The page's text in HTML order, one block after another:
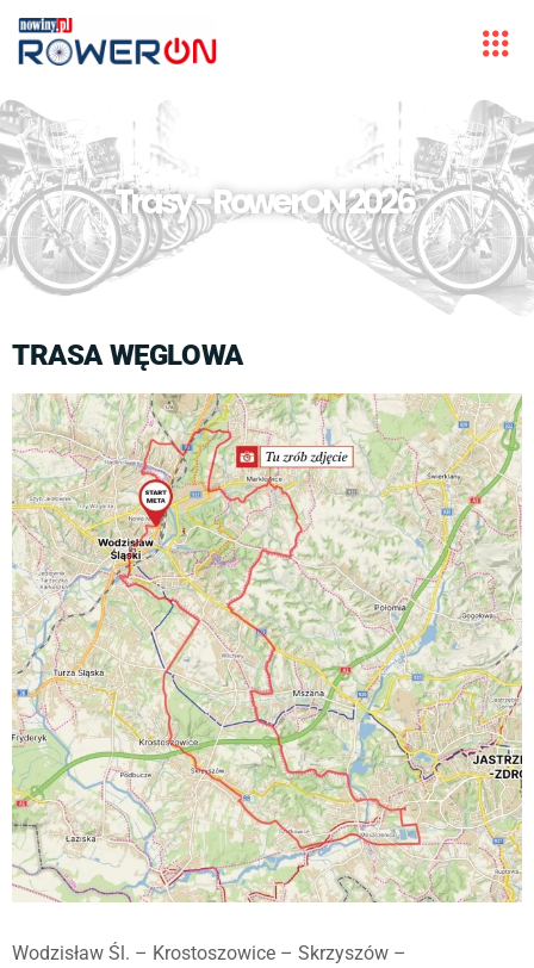
Trasy - RowerON 2026
TRASA WĘGLOWA
Wodzisław Śl. – Krostoszowice – Skrzyszów –